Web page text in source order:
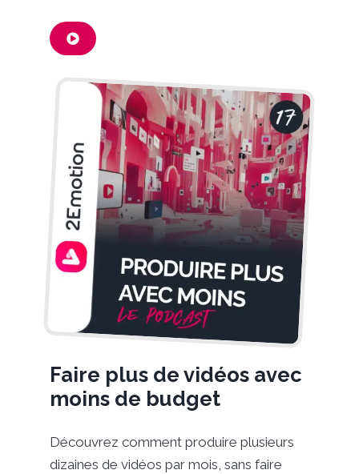
Faire plus de vidéos avec
moins de budget
Découvrez comment produire plusieurs
dizaines de vidéos par mois, sans faire